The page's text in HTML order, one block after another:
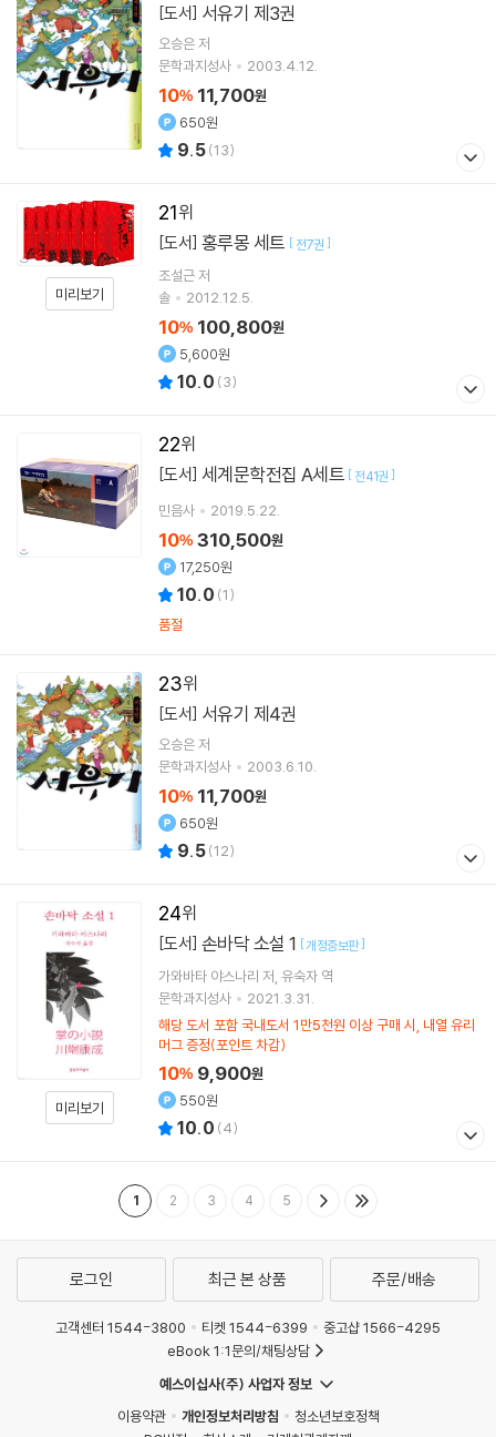
[도서] 서유기 제3권
오승은저
문학과지성사
2003.4.12.
10% 11,700원
650원
9.5(13)
21
미리보기
[도서] 홍루몽 세트 [ 전7권 ]
조설근저
솔
2012.12.5.
10% 100,800원
5,600원
10.0 (3)
22
[도서] 세계문학전집 A세트 [ 전41권 ]
민음사 2019.5.22.
10% 310,500원
17,250원
10.0 (1)
품절
23
[도서] 서유기 제4권
오승은저
문학과지성사
2003.6.10.
10% 11,700원
650원
9.5(12)
24
미리보기
[도서] 손바닥 소설 1 [개정증보판]
가와바타 야스나리 저 유숙자 역
문학과지성사
2021.3.31.
해당 도서 포함 국내도서 1만5천원 이상 구매 시, 내열 유리
머그 증정(포인트 차감)
10% 9,900원
550원
10.0 (4)
1 2 3 4 5
로그인 최근 본 상품 주문/배송
고객센터 1544-3800 티켓 1544-6399
중고샵 1566-4295
eBook 1:1문의/채팅상담
예스이십사(주) 사업자 정보
이용약관
개인정보처리방침
청소년보호정책